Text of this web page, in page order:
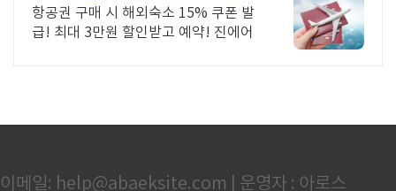
노선 특가
항공권 구매 시 해외숙소 15% 쿠폰 발
급! 최대 3만원 할인받고 예약! 진에어
이메일: help@abaeksite.com | 운영자 : 아로스